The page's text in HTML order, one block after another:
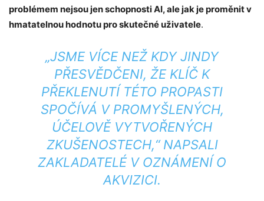
problémem nejsou jen schopnosti AI, ale jak je proměnit v
hmatatelnou hodnotu pro skutečné uživatele.
„JSME VÍCE NEŽ KDY JINDY
PŘESVĚDČENI, ŽE KLÍČ K
PŘEKLENUTÍ TÉTO PROPASTI
SPOČÍVÁ V PROMYŠLENÝCH,
ÚČELOVĚ VYTVOŘENÝCH
ZKUŠENOSTECH,“ NAPSALI
ZAKLADATELÉ V OZNÁMENÍ O
AKVIZICI.